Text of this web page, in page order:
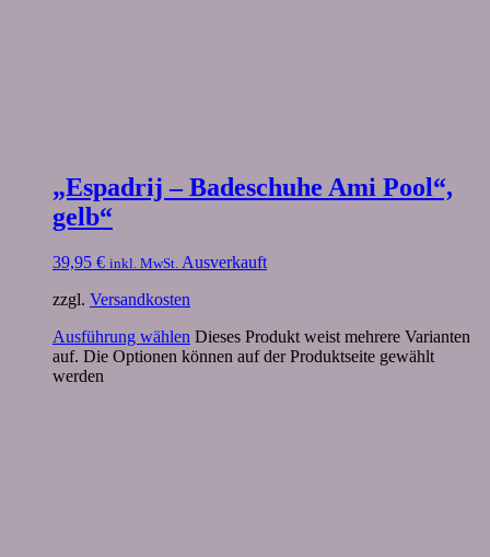
„Espadrij – Badeschuhe Ami Pool“,
gelb“
39,95 € inkl. MwSt. Ausverkauft
zzgl. Versandkosten
Ausführung wählen Dieses Produkt weist mehrere Varianten
auf. Die Optionen können auf der Produktseite gewählt
werden